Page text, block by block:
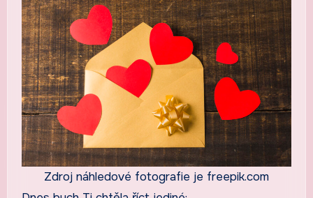
Zdroj náhledové fotografie je freepik.com